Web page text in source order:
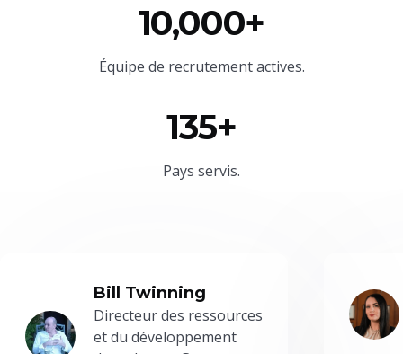
10,000+
Équipe de recrutement actives.
135+
Pays servis.
Bill Twinning
Directeur des ressources
et du développement